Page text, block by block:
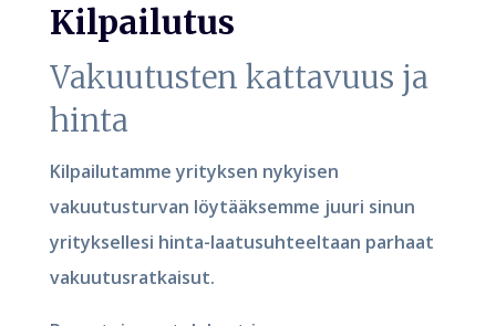
Kilpailutus
Vakuutusten kattavuus ja
hinta
Kilpailutamme yrityksen nykyisen
vakuutusturvan löytääksemme juuri sinun
yrityksellesi hinta-laatusuhteeltaan parhaat
vakuutusratkaisut.